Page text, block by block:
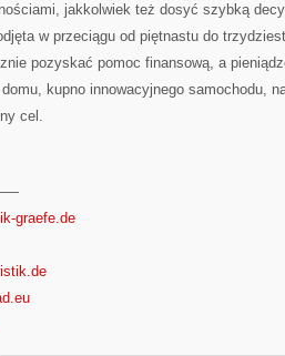
jakkolwiek też dosyć szybką
w przeciągu od piętnastu do
pozyskać pomoc finansową, a
kupno innowacyjnego samochodu,
cel.
graefe.de